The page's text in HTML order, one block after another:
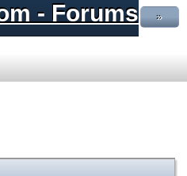
- Forums
»